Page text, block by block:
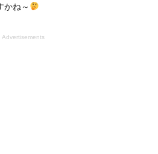
かね～
Advertisements